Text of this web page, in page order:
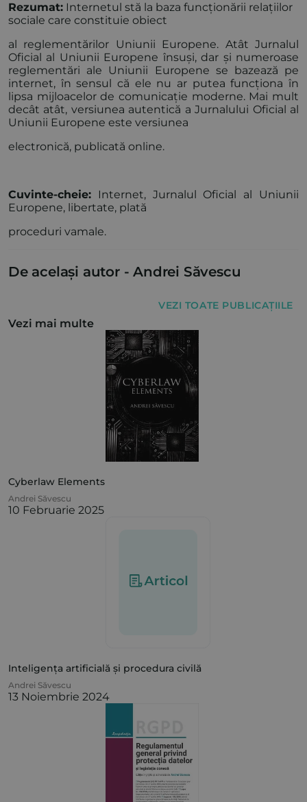
Rezumat: Internetul stă la baza funcționării relațiilor
sociale care constituie obiect
al reglementărilor Uniunii Europene. Atât Jurnalul
Oficial al Uniunii Europene însuși, dar și numeroase
reglementări ale Uniunii Europene se bazează pe
internet, în sensul că ele nu ar putea funcționa în
lipsa mijloacelor de comunicație moderne. Mai mult
decât atât, versiunea autentică a Jurnalului Oficial al
Uniunii Europene este versiunea
electronică, publicată online.
Cuvinte-cheie: Internet, Jurnalul Oficial al Uniunii
Europene, libertate, plată
proceduri vamale.
De același autor - Andrei Săvescu
VEZI TOATE PUBLICAȚIILE
Vezi mai multe
Cyberlaw Elements
Andrei Săvescu
10 Februarie 2025
Inteligența artificială și procedura civilă
Andrei Săvescu
13 Noiembrie 2024